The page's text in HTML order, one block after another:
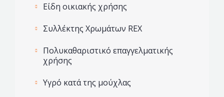
Είδη οικιακής χρήσης
Συλλέκτης Χρωμάτων REX
Πολυκαθαριστικό επαγγελματικής
χρήσης
Υγρό κατά της μούχλας